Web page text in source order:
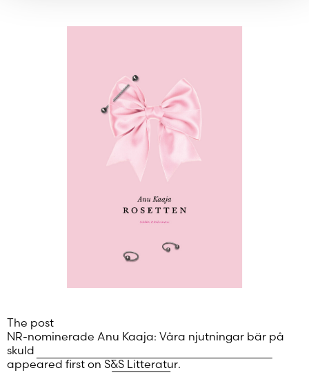
The post
NR-nominerade Anu Kaaja: Våra njutningar bär på
skuld
appeared first on S&S Litteratur.